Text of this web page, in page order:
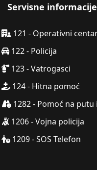
Servisne informacije
121 - Operativni
122 - Policija
123 - Vatrogasci
124 - Hitna pomoć
1282 - Pomoć na
1206 - Vojna policija
1209 - SOS Telefon